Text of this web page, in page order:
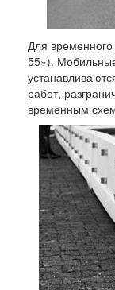
Для
55»).
работ,
временным